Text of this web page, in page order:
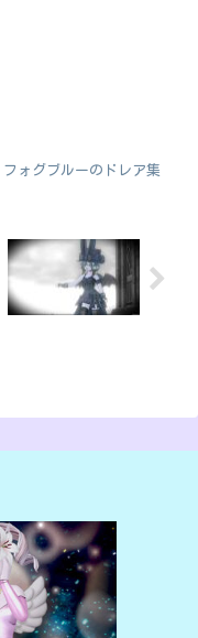
ォグブルーのドレア集